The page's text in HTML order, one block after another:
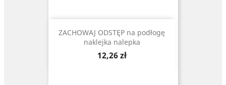
ZACHOWAJ ODSTĘP na podłogę
naklejka nalepka
Cena
12,26 zł